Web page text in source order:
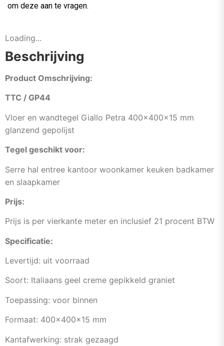
om deze aan te vragen.
Loading...
Beschrijving
Product Omschrijving:
TTC / GP44
Vloer en wandtegel Giallo Petra 400x400x15 mm
glanzend gepolijst
Tegel geschikt voor:
Serre hal entree kantoor woonkamer keuken badkamer
en slaapkamer
Prijs:
Prijs is per vierkante meter en inclusief 21 procent BTW
Specificatie:
Levertijd: uit voorraad
Soort: Italiaans geel creme gepikkeld graniet
Toepassing: voor binnen
Formaat: 400x400x15 mm
Kantafwerking: strak gezaagd